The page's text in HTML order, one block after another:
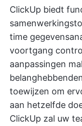
ClickUp biedt
time
voortgang
aanpassingen
toewijzen om
aan hetzelfde
ClickUp zal uw